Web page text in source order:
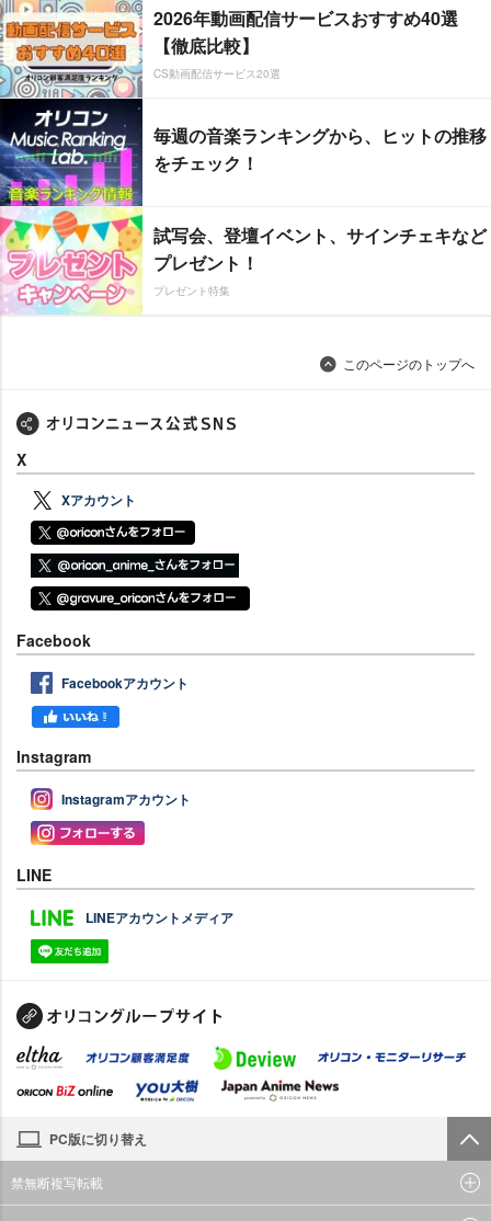
2026年動画配信サービスおすすめ40選
【徹底比較】
CS動画配信サービス20選
毎週の音楽ランキングから、ヒットの推移
をチェック！
試写会、登壇イベント、サインチェキなど
プレゼント！
プレゼント特集
このページのトップへ
X
Xアカウント
Facebook
Facebookアカウント
Instagram
Instagramアカウント
LINE
LINEアカウントメディア
PC版に切り替え
禁無断複写転載